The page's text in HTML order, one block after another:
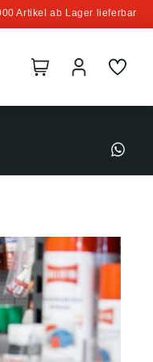
Artikel ab Lager lieferbar